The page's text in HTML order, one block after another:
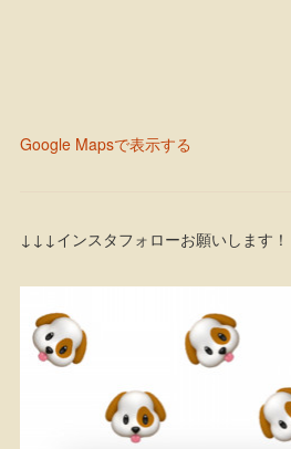
Google Mapsで表示する
↓↓↓インスタフォローお願いします！